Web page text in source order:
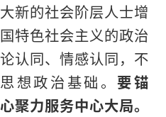
新的社会阶层人士增
特色社会主义的政治
认同、情感认同，不
想政治基础。 要锚
聚力服务中心大局。